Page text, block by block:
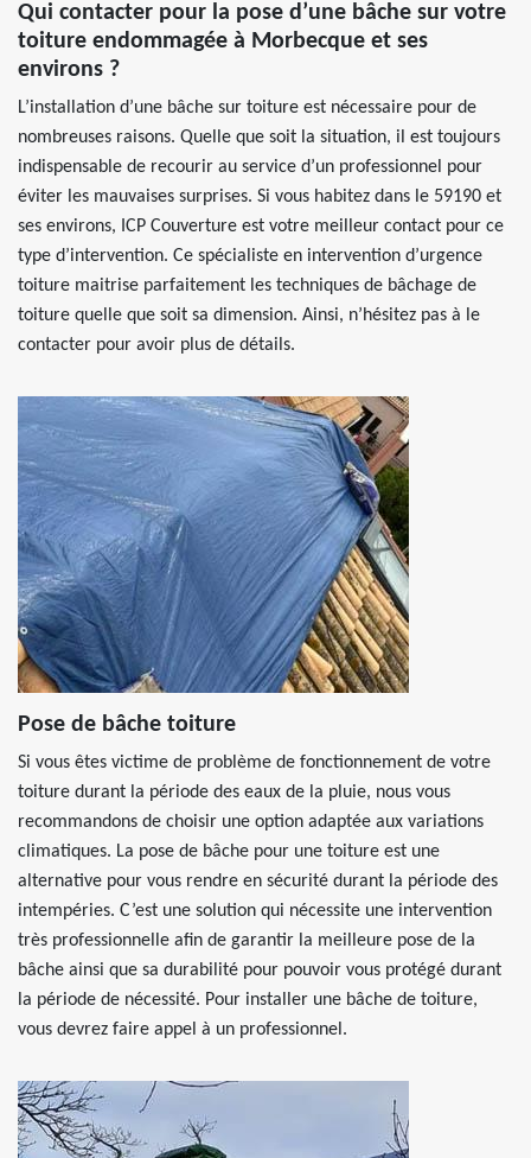
Qui contacter pour la pose d’une bâche sur votre
toiture endommagée à Morbecque et ses
environs ?
L’installation d’une bâche sur toiture est nécessaire pour de
nombreuses raisons. Quelle que soit la situation, il est toujours
indispensable de recourir au service d’un professionnel pour
éviter les mauvaises surprises. Si vous habitez dans le 59190 et
ses environs, ICP Couverture est votre meilleur contact pour ce
type d’intervention. Ce spécialiste en intervention d’urgence
toiture maitrise parfaitement les techniques de bâchage de
toiture quelle que soit sa dimension. Ainsi, n’hésitez pas à le
contacter pour avoir plus de détails.
Pose de bâche toiture
Si vous êtes victime de problème de fonctionnement de votre
toiture durant la période des eaux de la pluie, nous vous
recommandons de choisir une option adaptée aux variations
climatiques. La pose de bâche pour une toiture est une
alternative pour vous rendre en sécurité durant la période des
intempéries. C’est une solution qui nécessite une intervention
très professionnelle afin de garantir la meilleure pose de la
bâche ainsi que sa durabilité pour pouvoir vous protégé durant
la période de nécessité. Pour installer une bâche de toiture,
vous devrez faire appel à un professionnel.